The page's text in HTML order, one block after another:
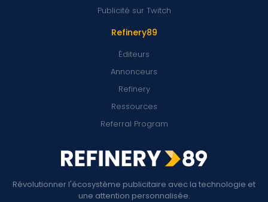
Révolutionner l'écosystème publicitaire avec la technologie et
une attention personnalisée.
Refinery89
Éditeurs
Annonceurs
Refinery
Ressources
Referral Program
Publicité sur Twitch